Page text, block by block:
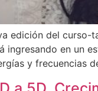
edición del
ingresando en un
y frecuencias